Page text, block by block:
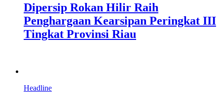
Dipersip Rokan Hilir Raih
Penghargaan Kearsipan Peringkat III
Tingkat Provinsi Riau
Headline